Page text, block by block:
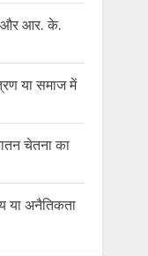
और आर. के.
या समाज में
चेतना का
या अनैतिकता